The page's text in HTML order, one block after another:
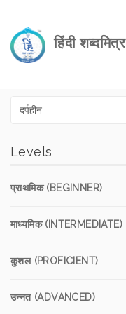
हिंदी शब्दमित्र
Levels
प्राथमिक (BEGINNER)
माध्यमिक (INTERMEDIATE)
कुशल (PROFICIENT)
उन्नत (ADVANCED)